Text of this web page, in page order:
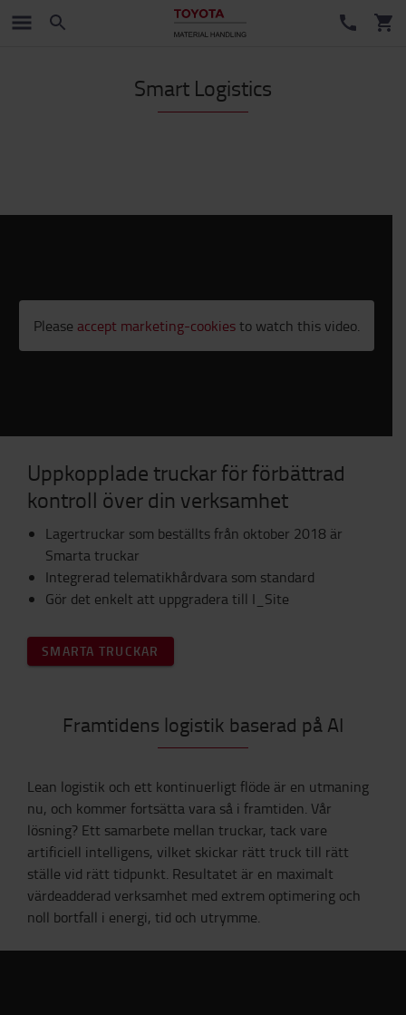
Smart Logistics
Please accept marketing-cookiesto watch this video.
Uppkopplade truckar för förbättrad
kontroll över din verksamhet
Lagertruckar som beställts från oktober 2018 är
Smarta truckar
Integrerad telematikhårdvara som standard
Gör det enkelt att uppgradera till I_Site
SMARTA TRUCKAR
Framtidens logistik baserad på AI
Lean logistik och ett kontinuerligt flöde är en utmaning
nu, och kommer fortsätta vara så i framtiden. Vår
lösning? Ett samarbete mellan truckar, tack vare
artificiell intelligens, vilket skickar rätt truck till rätt
ställe vid rätt tidpunkt. Resultatet är en maximalt
värdeadderad verksamhet med extrem optimering och
noll bortfall i energi, tid och utrymme.